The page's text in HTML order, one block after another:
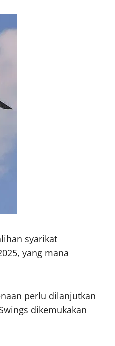
syarikat
yang mana
perlu dilanjutkan
dikemukakan